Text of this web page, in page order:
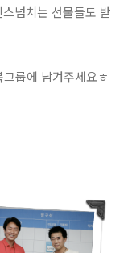
넘치는 선물들도 받
룹에 남겨주세요ㅎ